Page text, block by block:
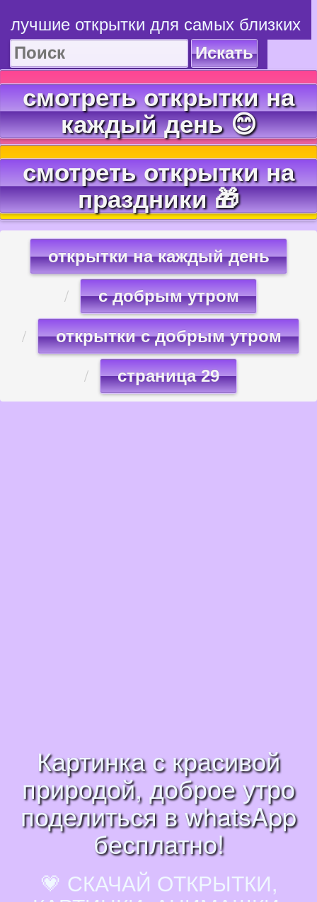
лучшие открытки для самых близких
Искать
смотреть открытки на
каждый день 😊
смотреть открытки на
праздники 🎁
открытки на каждый день
с добрым утром
открытки с добрым утром
страница 29
Картинка с красивой
природой, доброе утро
поделиться в whatsApp
бесплатно!
💗 СКАЧАЙ ОТКРЫТКИ,